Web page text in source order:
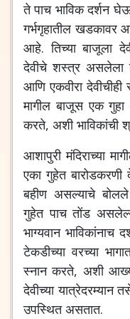
ते पाच भाविक दर्शन
गर्भगृहातील खडकावर
आहे. तिच्या बाजूला
देवीचे शस्त्र असलेला
आणि एकवीरा देवीचीही
मागील बाजूस एक
करते, अशी भाविकांची
आशापुरी मंदिराच्या
एका गुहेत
बहीण असल्याचे
गुहेत पाच तोंड
भाग्यवान भाविकांनाच
टेकडीच्या वरच्या
स्नान करते, अशी
देवीच्या यात्रेदरम्यान
उपस्थित असतात.